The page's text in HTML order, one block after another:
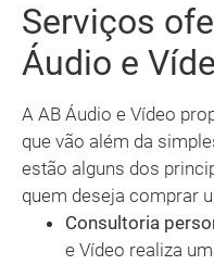
Serviços
Áudio e
A AB Áudio e Vídeo
que vão além da
estão alguns dos
quem deseja comprar
Consultoria
e Vídeo realiza